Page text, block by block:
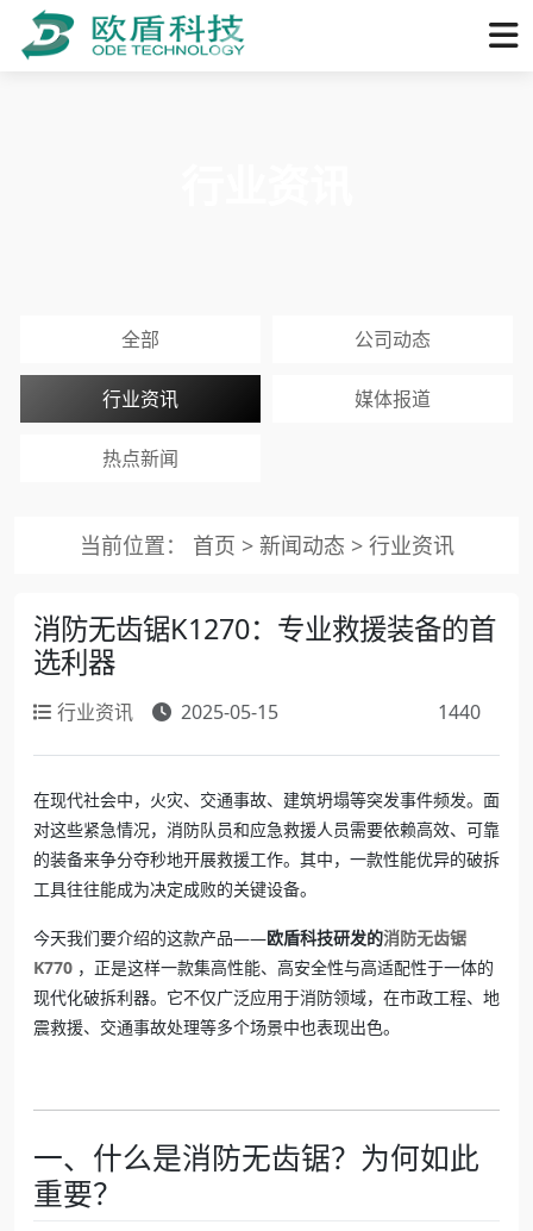
全部 公司动态
行业资讯 媒体报道
热点新闻
当前位置： 首页 > 新闻动态 > 行业资讯
消防无齿锯K1270：专业救援装备的首
选利器
行业资讯 2025-05-15 1440
在现代社会中，火灾、交通事故、建筑坍塌等突发事件频发。面
对这些紧急情况，消防队员和应急救援人员需要依赖高效、可靠
的装备来争分夺秒地开展救援工作。其中，一款性能优异的破拆
工具往往能成为决定成败的关键设备。
今天我们要介绍的这款产品——欧盾科技研发的消防无齿锯
K770 ，正是这样一款集高性能、高安全性与高适配性于一体的
现代化破拆利器。它不仅广泛应用于消防领域，在市政工程、地
震救援、交通事故处理等多个场景中也表现出色。
一、什么是消防无齿锯？为何如此
重要？